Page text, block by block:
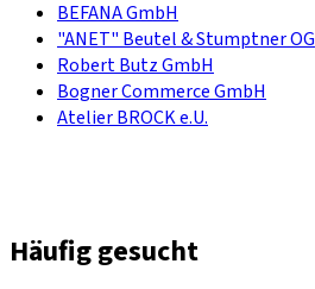
BEFANA GmbH
"ANET" Beutel & Stumptner OG
Robert Butz GmbH
Bogner Commerce GmbH
Atelier BROCK e.U.
Häufig gesucht